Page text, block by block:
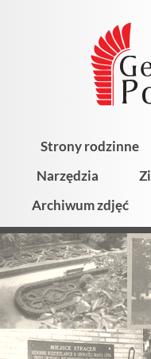
Strony rodzinne
Narzędzia
Archiwum zdjęć